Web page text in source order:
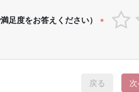
足度をお答えください） *
戻る